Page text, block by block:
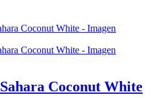
Coconut White